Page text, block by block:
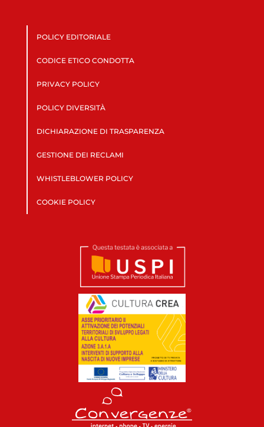
POLICY EDITORIALE
CODICE ETICO CONDOTTA
PRIVACY POLICY
POLICY DIVERSITÀ
DICHIARAZIONE DI TRASPARENZA
GESTIONE DEI RECLAMI
WHISTLEBLOWER POLICY
COOKIE POLICY